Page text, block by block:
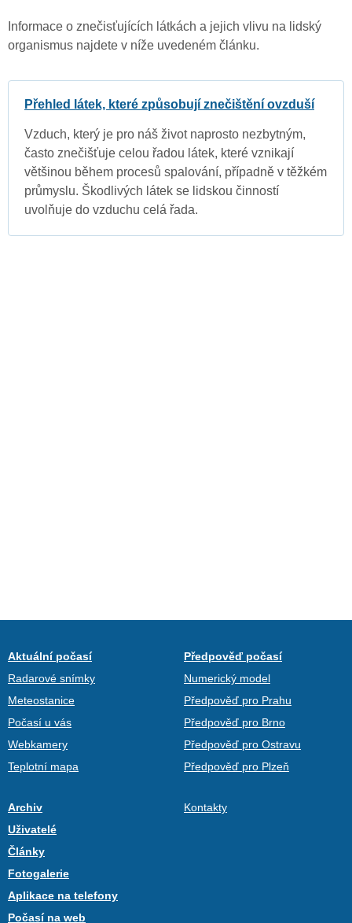
Informace o znečisťujících látkách a jejich vlivu na lidský
organismus najdete v níže uvedeném článku.
Přehled látek, které způsobují znečištění ovzduší
Vzduch, který je pro náš život naprosto nezbytným,
často znečišťuje celou řadou látek, které vznikají
většinou během procesů spalování, případně v těžkém
průmyslu. Škodlivých látek se lidskou činností
uvolňuje do vzduchu celá řada.
Aktuální počasí
Radarové snímky
Meteostanice
Počasí u vás
Webkamery
Teplotní mapa
Předpověď počasí
Numerický model
Předpověď pro Prahu
Předpověď pro Brno
Předpověď pro Ostravu
Předpověď pro Plzeň
Archiv
Uživatelé
Články
Fotogalerie
Aplikace na telefony
Počasí na web
Kontakty